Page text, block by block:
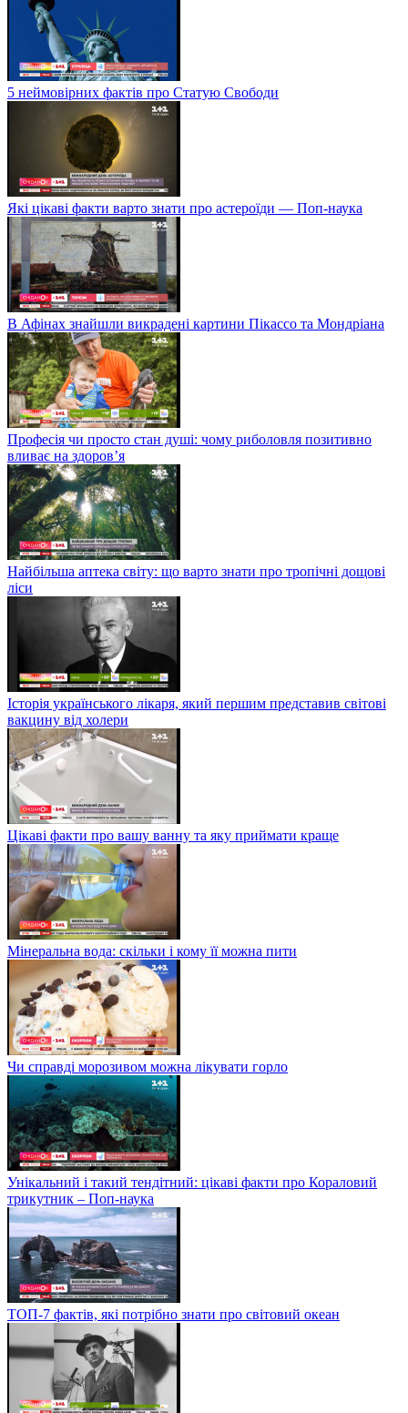
5 неймовірних фактів про Статую Свободи
Які цікаві факти варто знати про астероїди — Поп-наука
В Афінах знайшли викрадені картини Пікассо та Мондріана
Професія чи просто стан душі: чому риболовля позитивно
вливає на здоров’я
Найбільша аптека світу: що варто знати про тропічні дощові
ліси
Історія українського лікаря, який першим представив світові
вакцину від холери
Цікаві факти про вашу ванну та яку приймати краще
Мінеральна вода: скільки і кому її можна пити
Чи справді морозивом можна лікувати горло
Унікальний і такий тендітний: цікаві факти про Кораловий
трикутник – Поп-наука
ТОП-7 фактів, які потрібно знати про світовий океан